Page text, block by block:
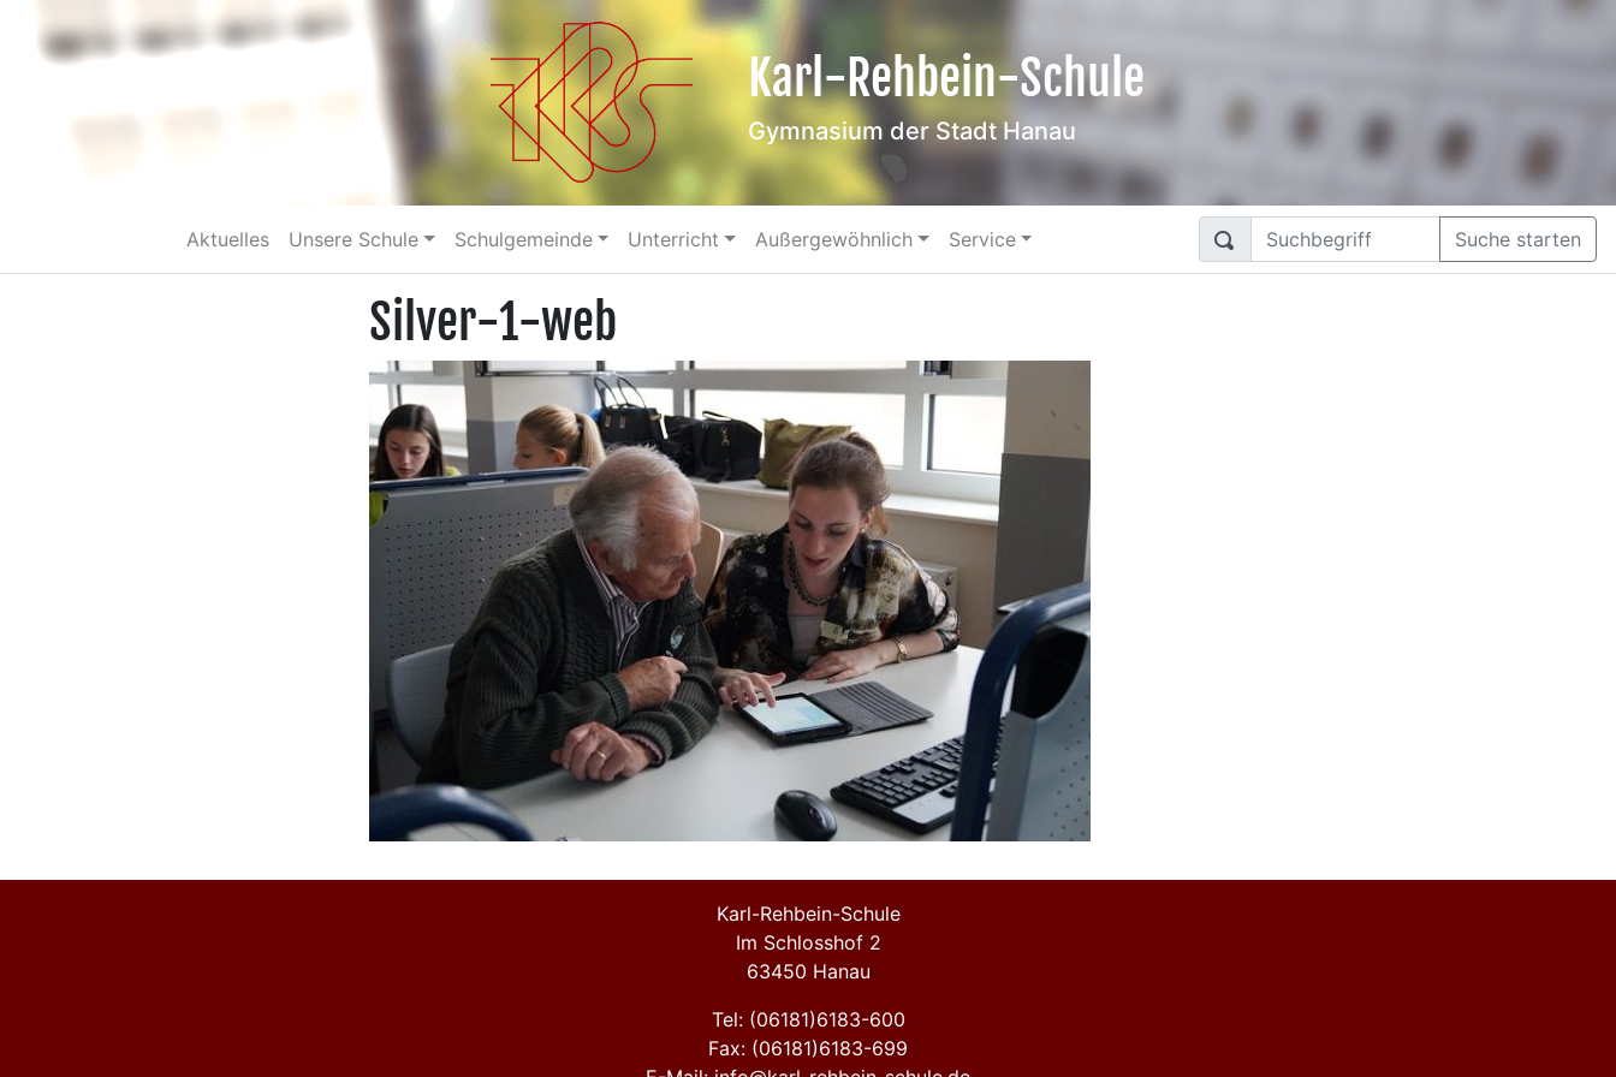
Karl-Rehbein-Schule
Gymnasium der Stadt Hanau
Aktuelles Unsere Schule Schulgemeinde Unterricht Außergewöhnlich Service Suche starten
Silver-1-web
Karl-Rehbein-Schule
Im Schlosshof 2
63450 Hanau
Tel: (06181)6183-600
Fax: (06181)6183-699